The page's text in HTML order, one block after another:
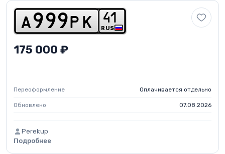
a 9 9 9 p k RUS
41
175 000 ₽
Переоформление Оплачивается отдельно
Обновлено 07.08.2026
Perekup
Подробнее